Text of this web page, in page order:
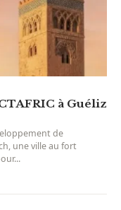
à Guéliz
de
une ville au fort